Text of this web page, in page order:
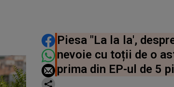
DISTRIBUIE ARTICOLUL
Piesa "La la la',
nevoie cu toții de o
prima din EP-ul de 5